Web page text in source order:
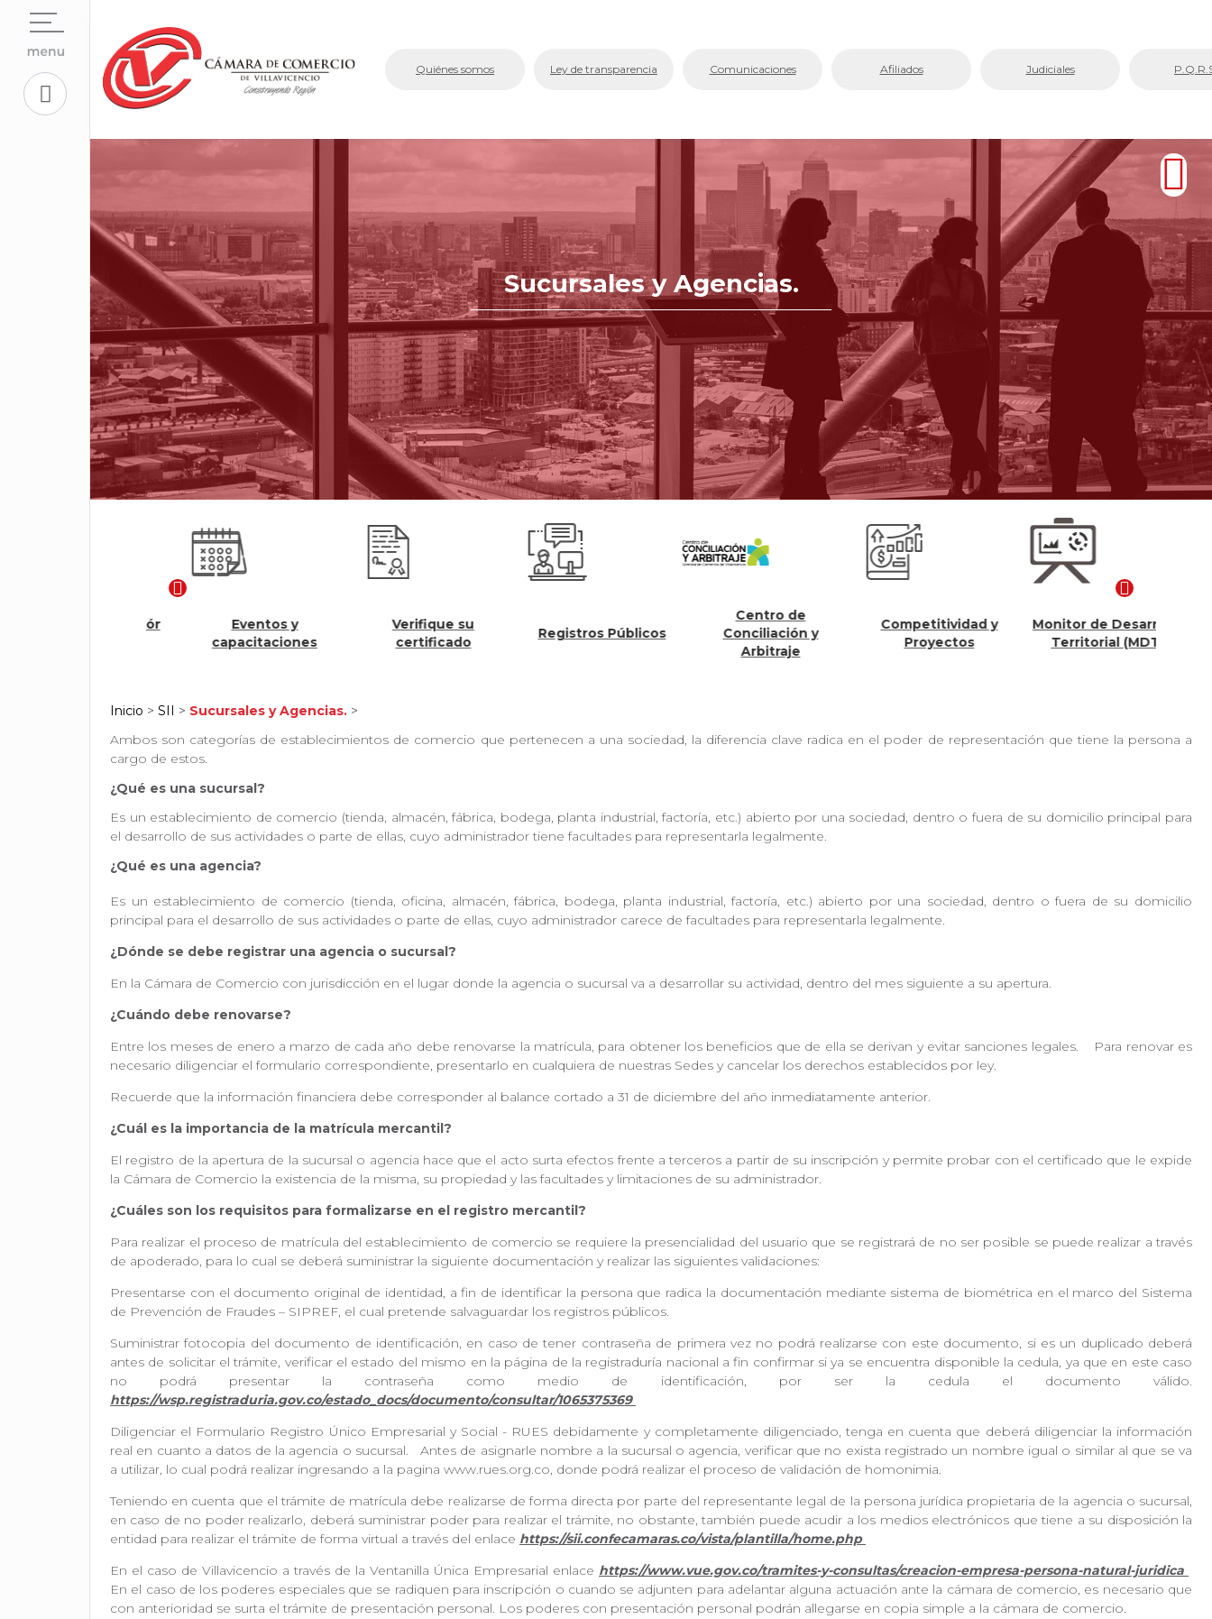
La Cámara
Servicios En Línea.
Open submenu (Competitividad y Proyectos)
Trabaje con Nosotros
Open submenu (Aplicativos Corporativos.)
Aplicativos Corporativos.
Eventos y
capacitaciones
Verifique su
certificado
Registros Públicos
Centro de
Conciliación y
Arbitraje
Competitividad y
Proyectos
Monitor de Desarrollo
Territorial (MDT)
Inicio > SII > Sucursales y Agencias. >
Sucursales y Agencias.
Ambos son categorías de establecimientos de comercio que pertenecen a una sociedad, la diferencia clave radica en el poder de representación que tiene la persona a
cargo de estos.
¿Qué es una sucursal?
Es un establecimiento de comercio (tienda, almacén, fábrica, bodega, planta industrial, factoría, etc.) abierto por una sociedad, dentro o fuera de su domicilio principal para
el desarrollo de sus actividades o parte de ellas, cuyo administrador tiene facultades para representarla legalmente.
¿Qué es una agencia?
Es un establecimiento de comercio (tienda, oficina, almacén, fábrica, bodega, planta industrial, factoría, etc.) abierto por una sociedad, dentro o fuera de su domicilio
principal para el desarrollo de sus actividades o parte de ellas, cuyo administrador carece de facultades para representarla legalmente.
¿Dónde se debe registrar una agencia o sucursal?
En la Cámara de Comercio con jurisdicción en el lugar donde la agencia o sucursal va a desarrollar su actividad, dentro del mes siguiente a su apertura.
¿Cuándo debe renovarse?
Entre los meses de enero a marzo de cada año debe renovarse la matrícula, para obtener los beneficios que de ella se derivan y evitar sanciones legales. Para renovar es
necesario diligenciar el formulario correspondiente, presentarlo en cualquiera de nuestras Sedes y cancelar los derechos establecidos por ley.
Recuerde que la información financiera debe corresponder al balance cortado a 31 de diciembre del año inmediatamente anterior.
¿Cuál es la importancia de la matrícula mercantil?
El registro de la apertura de la sucursal o agencia hace que el acto surta efectos frente a terceros a partir de su inscripción y permite probar con el certificado que le expide
la Cámara de Comercio la existencia de la misma, su propiedad y las facultades y limitaciones de su administrador.
¿Cuáles son los requisitos para formalizarse en el registro mercantil?
Para realizar el proceso de matrícula del establecimiento de comercio se requiere la presencialidad del usuario que se registrará de no ser posible se puede realizar a través
de apoderado, para lo cual se deberá suministrar la siguiente documentación y realizar las siguientes validaciones:
Presentarse con el documento original de identidad, a fin de identificar la persona que radica la documentación mediante sistema de biométrica en el marco del Sistema
de Prevención de Fraudes – SIPREF, el cual pretende salvaguardar los registros públicos.
Suministrar fotocopia del documento de identificación, en caso de tener contraseña de primera vez no podrá realizarse con este documento, si es un duplicado deberá
antes de solicitar el trámite, verificar el estado del mismo en la página de la registraduría nacional a fin confirmar si ya se encuentra disponible la cedula, ya que en este caso
no podrá presentar la contraseña como medio de identificación, por ser la cedula el documento válido.
https://wsp.registraduria.gov.co/estado_docs/documento/consultar/1065375369
Diligenciar el Formulario Registro Único Empresarial y Social - RUES debidamente y completamente diligenciado, tenga en cuenta que deberá diligenciar la información
real en cuanto a datos de la agencia o sucursal. Antes de asignarle nombre a la sucursal o agencia, verificar que no exista registrado un nombre igual o similar al que se va
a utilizar, lo cual podrá realizar ingresando a la pagina www.rues.org.co, donde podrá realizar el proceso de validación de homonimia.
Teniendo en cuenta que el trámite de matrícula debe realizarse de forma directa por parte del representante legal de la persona jurídica propietaria de la agencia o sucursal,
en caso de no poder realizarlo, deberá suministrar poder para realizar el trámite, no obstante, también puede acudir a los medios electrónicos que tiene a su disposición la
entidad para realizar el trámite de forma virtual a través del enlace https://sii.confecamaras.co/vista/plantilla/home.php
En el caso de Villavicencio a través de la Ventanilla Única Empresarial enlace https://www.vue.gov.co/tramites-y-consultas/creacion-empresa-persona-natural-juridica
En el caso de los poderes especiales que se radiquen para inscripción o cuando se adjunten para adelantar alguna actuación ante la cámara de comercio, es necesario que
con anterioridad se surta el trámite de presentación personal. Los poderes con presentación personal podrán allegarse en copia simple a la cámara de comercio.
Quiénes somos Ley de transparencia Comunicaciones Afiliados Judiciales